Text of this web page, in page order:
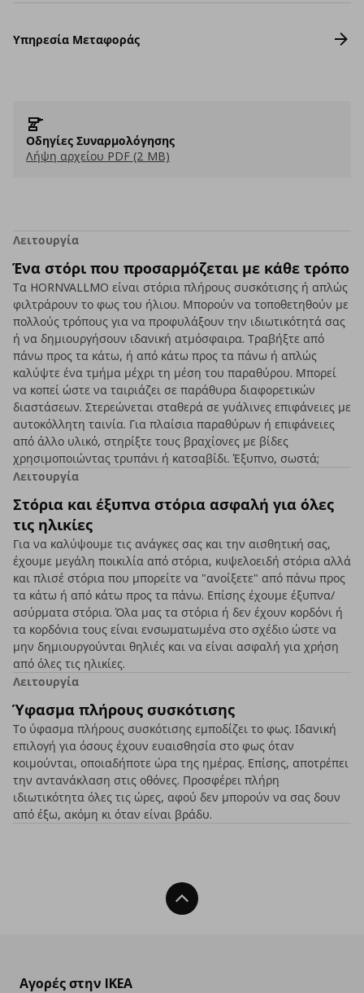
Υπηρεσία Μεταφοράς
Οδηγίες Συναρμολόγησης
Λήψη αρχείου PDF (2 MB)
Λειτουργία
Ένα στόρι που προσαρμόζεται με κάθε τρόπο
Τα HORNVALLMO είναι στόρια πλήρους συσκότισης ή απλώς
φιλτράρουν το φως του ήλιου. Μπορούν να τοποθετηθούν με
πολλούς τρόπους για να προφυλάξουν την ιδιωτικότητά σας
ή να δημιουργήσουν ιδανική ατμόσφαιρα. Τραβήξτε από
πάνω προς τα κάτω, ή από κάτω προς τα πάνω ή απλώς
καλύψτε ένα τμήμα μέχρι τη μέση του παραθύρου. Μπορεί
να κοπεί ώστε να ταιριάζει σε παράθυρα διαφορετικών
διαστάσεων. Στερεώνεται σταθερά σε γυάλινες επιφάνειες με
αυτοκόλλητη ταινία. Για πλαίσια παραθύρων ή επιφάνειες
από άλλο υλικό, στηρίξτε τους βραχίονες με βίδες
χρησιμοποιώντας τρυπάνι ή κατσαβίδι. Έξυπνο, σωστά;
Λειτουργία
Στόρια και έξυπνα στόρια ασφαλή για όλες
τις ηλικίες
Για να καλύψουμε τις ανάγκες σας και την αισθητική σας,
έχουμε μεγάλη ποικιλία από στόρια, κυψελοειδή στόρια αλλά
και πλισέ στόρια που μπορείτε να "ανοίξετε" από πάνω προς
τα κάτω ή από κάτω προς τα πάνω. Επίσης έχουμε έξυπνα/
ασύρματα στόρια. Όλα μας τα στόρια ή δεν έχουν κορδόνι ή
τα κορδόνια τους είναι ενσωματωμένα στο σχέδιο ώστε να
μην δημιουργούνται θηλιές και να είναι ασφαλή για χρήση
από όλες τις ηλικίες.
Λειτουργία
Ύφασμα πλήρους συσκότισης
Το ύφασμα πλήρους συσκότισης εμποδίζει το φως. Ιδανική
επιλογή για όσους έχουν ευαισθησία στο φως όταν
κοιμούνται, οποιαδήποτε ώρα της ημέρας. Επίσης, αποτρέπει
την αντανάκλαση στις οθόνες. Προσφέρει πλήρη
ιδιωτικότητα όλες τις ώρες, αφού δεν μπορούν να σας δουν
από έξω, ακόμη κι όταν είναι βράδυ.
Back To Top
Αγορές στην IKEA